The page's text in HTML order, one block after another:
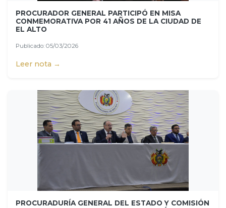
PROCURADOR GENERAL PARTICIPÓ EN MISA
CONMEMORATIVA POR 41 AÑOS DE LA CIUDAD DE
EL ALTO
Publicado: 05/03/2026
Leer nota →
PROCURADURÍA GENERAL DEL ESTADO Y COMISIÓN